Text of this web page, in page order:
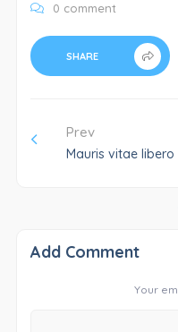
0 comment
SHARE
Prev
Mauris vitae libero
Add Comment
Your